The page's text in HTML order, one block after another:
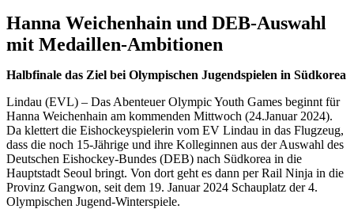
Hanna Weichenhain und DEB-Auswahl
mit Medaillen-Ambitionen
Halbfinale das Ziel bei Olympischen Jugendspielen in Südkorea
Lindau (EVL) – Das Abenteuer Olympic Youth Games beginnt für
Hanna Weichenhain am kommenden Mittwoch (24.Januar 2024).
Da klettert die Eishockeyspielerin vom EV Lindau in das Flugzeug,
dass die noch 15-Jährige und ihre Kolleginnen aus der Auswahl des
Deutschen Eishockey-Bundes (DEB) nach Südkorea in die
Hauptstadt Seoul bringt. Von dort geht es dann per Rail Ninja in die
Provinz Gangwon, seit dem 19. Januar 2024 Schauplatz der 4.
Olympischen Jugend-Winterspiele.